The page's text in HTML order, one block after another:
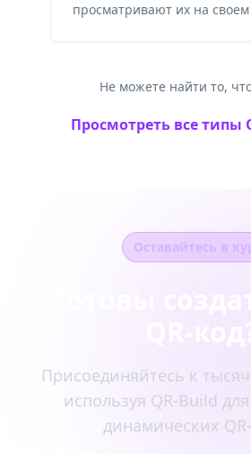
просматривают их на
Не можете найти то,
Просмотреть все типы
Оставайтесь в
Присоединяйтесь к
используя QR-Build
динамических